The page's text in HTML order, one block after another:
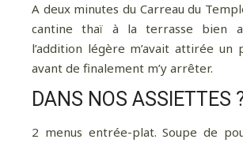
LIFESTYLE
CULTURE
0 ITEMS -0,00€
A deux minutes du Carreau du
cantine thaï à la terrasse bien
l’addition légère m’avait attirée un
avant de finalement m’y arrêter.
DANS NOS ASSIETTES
2 menus entrée-plat. Soupe de